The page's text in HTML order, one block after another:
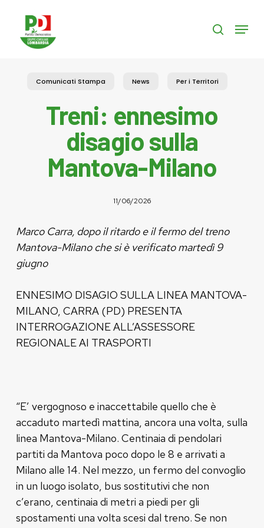
content
search
Menu
Comunicati Stampa News Per i Territori
Treni: ennesimo
disagio sulla
Mantova-Milano
11/06/2026
Marco Carra, dopo il ritardo e il fermo del treno
Mantova-Milano che si è verificato martedì 9
giugno
ENNESIMO DISAGIO SULLA LINEA MANTOVA-
MILANO, CARRA (PD) PRESENTA
INTERROGAZIONE ALL’ASSESSORE
REGIONALE AI TRASPORTI
“E’ vergognoso e inaccettabile quello che è
accaduto martedì mattina, ancora una volta, sulla
linea Mantova-Milano. Centinaia di pendolari
partiti da Mantova poco dopo le 8 e arrivati a
Milano alle 14. Nel mezzo, un fermo del convoglio
in un luogo isolato, bus sostitutivi che non
c’erano, centinaia di metri a piedi per gli
spostamenti una volta scesi dal treno. Se non